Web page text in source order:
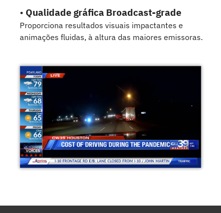
• Qualidade gráfica Broadcast-grade
Proporciona resultados visuais impactantes e
animações fluidas, à altura das maiores emissoras.